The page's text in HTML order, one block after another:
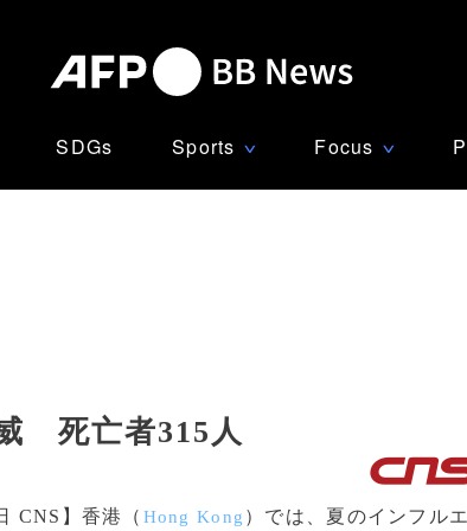
SDGs Sports ∨ Focus ∨
死亡者315人
CNS】香港（ Hong Kong ）では、夏のインフルエ